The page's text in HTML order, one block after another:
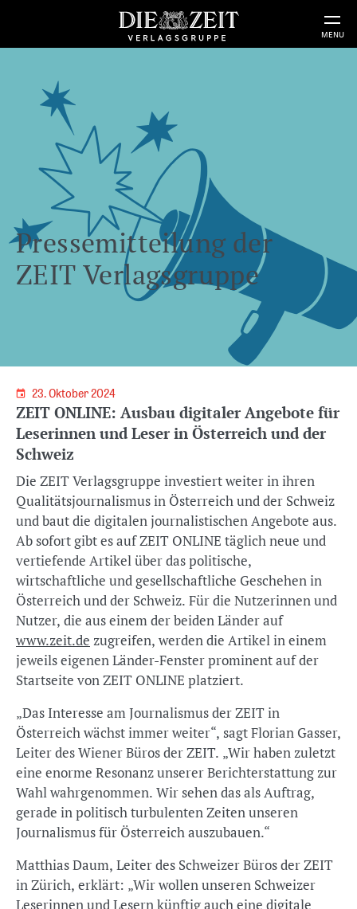
MENU
Pressemitteilung der
ZEIT Verlagsgruppe
23. Oktober 2024
ZEIT ONLINE: Ausbau digitaler Angebote für
Leserinnen und Leser in Österreich und der
Schweiz
Die ZEIT Verlagsgruppe investiert weiter in ihren
Qualitätsjournalismus in Österreich und der Schweiz
und baut die digitalen journalistischen Angebote aus.
Ab sofort gibt es auf ZEIT ONLINE täglich neue und
vertiefende Artikel über das politische,
wirtschaftliche und gesellschaftliche Geschehen in
Österreich und der Schweiz. Für die Nutzerinnen und
Nutzer, die aus einem der beiden Länder auf
www.zeit.de zugreifen, werden die Artikel in einem
jeweils eigenen Länder-Fenster prominent auf der
Startseite von ZEIT ONLINE platziert.
„Das Interesse am Journalismus der ZEIT in
Österreich wächst immer weiter“, sagt Florian Gasser,
Leiter des Wiener Büros der ZEIT. „Wir haben zuletzt
eine enorme Resonanz unserer Berichterstattung zur
Wahl wahrgenommen. Wir sehen das als Auftrag,
gerade in politisch turbulenten Zeiten unseren
Journalismus für Österreich auszubauen.“
Matthias Daum, Leiter des Schweizer Büros der ZEIT
in Zürich, erklärt: „Wir wollen unseren Schweizer
Leserinnen und Lesern künftig auch eine digitale